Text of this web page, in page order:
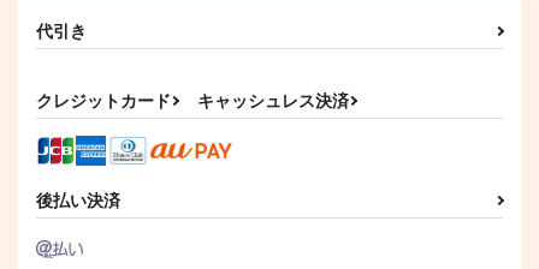
代引き
クレジットカード キャッシュレス決済
後払い決済